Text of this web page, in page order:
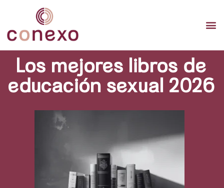
Los mejores libros de
educación sexual 2026